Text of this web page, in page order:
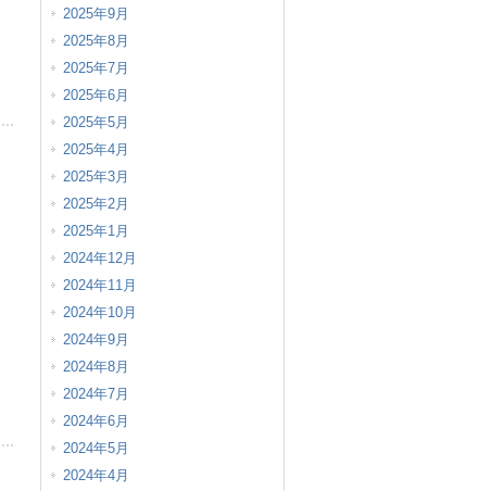
2025年9月
2025年8月
2025年7月
2025年6月
2025年5月
2025年4月
2025年3月
2025年2月
2025年1月
2024年12月
2024年11月
2024年10月
2024年9月
2024年8月
2024年7月
2024年6月
2024年5月
2024年4月